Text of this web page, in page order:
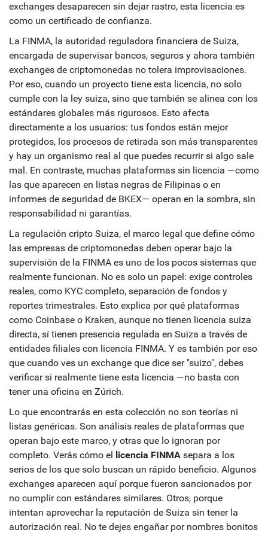
exchanges desaparecen sin dejar rastro, esta licencia es
como un certificado de confianza.
La FINMA, la autoridad reguladora financiera de Suiza,
encargada de supervisar bancos, seguros y ahora también
exchanges de criptomonedas no tolera improvisaciones.
Por eso, cuando un proyecto tiene esta licencia, no solo
cumple con la ley suiza, sino que también se alinea con los
estándares globales más rigurosos. Esto afecta
directamente a los usuarios: tus fondos están mejor
protegidos, los procesos de retirada son más transparentes
y hay un organismo real al que puedes recurrir si algo sale
mal. En contraste, muchas plataformas sin licencia —como
las que aparecen en listas negras de Filipinas o en
informes de seguridad de BKEX— operan en la sombra, sin
responsabilidad ni garantías.
La regulación cripto Suiza, el marco legal que define cómo
las empresas de criptomonedas deben operar bajo la
supervisión de la FINMA es uno de los pocos sistemas que
realmente funcionan. No es solo un papel: exige controles
reales, como KYC completo, separación de fondos y
reportes trimestrales. Esto explica por qué plataformas
como Coinbase o Kraken, aunque no tienen licencia suiza
directa, sí tienen presencia regulada en Suiza a través de
entidades filiales con licencia FINMA. Y es también por eso
que cuando ves un exchange que dice ser "suizo", debes
verificar si realmente tiene esta licencia —no basta con
tener una oficina en Zúrich.
Lo que encontrarás en esta colección no son teorías ni
listas genéricas. Son análisis reales de plataformas que
operan bajo este marco, y otras que lo ignoran por
completo. Verás cómo el licencia FINMA separa a los
serios de los que solo buscan un rápido beneficio. Algunos
exchanges aparecen aquí porque fueron sancionados por
no cumplir con estándares similares. Otros, porque
intentan aprovechar la reputación de Suiza sin tener la
autorización real. No te dejes engañar por nombres bonitos